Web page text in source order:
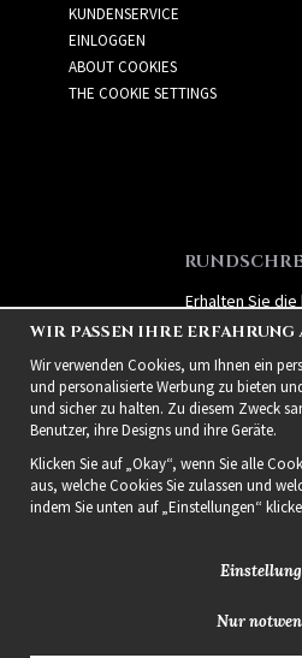
KUNDENSERVICE
EINLOGGEN
ABOUT COOKIES
THE COOKIE SETTINGS
Erhalten Sie
Angebote und
neue
2021 Delightful
WIR PASSEN IHRE ERFAHRUNG
Wir verwenden Cookies, um Ihnen ein
und personalisierte Werbung zu bieten
und sicher zu halten. Zu diesem Zweck
Benutzer, ihre Designs und ihre Geräte.
Klicken Sie auf „Okay“, wenn Sie alle
aus, welche Cookies Sie zulassen und
indem Sie unten auf „Einstellungen“
Nur